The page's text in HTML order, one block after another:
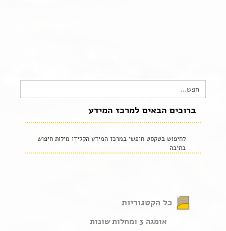
Search
for:
ברוכים הבאים למרכז המידע
לחיפוש בטקסט חופשי במרכז המידע הקלידו מילות חיפוש
בתיבה
כל הקטגוריות
אומגה 3 ומחלות שונות